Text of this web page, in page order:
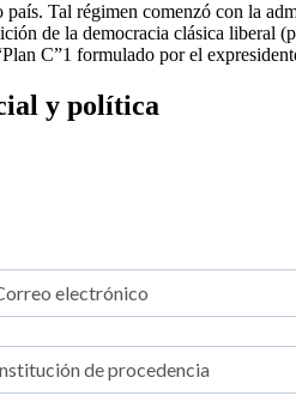
Tal régimen comenzó con la
de la democracia clásica
C”1 formulado por el
y política